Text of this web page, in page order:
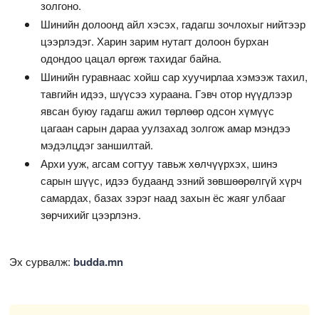
золгоно.
Шинийн долоонд айл хэсэх, гадагш зочлохыг нийтээр
цээрлэдэг. Харин зарим нутагт долоон бурхан
одондоо цацал өргөж тахидаг байна.
Шинийн гуравнаас хойш сар хуучирлаа хэмээж тахил,
тавгийн идээ, шүүсээ хураана. Гэвч отор нүүдлээр
явсан буюу гадагш ажил төрлөөр одсон хүмүүс
цагаан сарын дараа уулзахад золгож амар мэндээ
мэдэлцдэг заншилтай.
Архи ууж, агсам согтуу тавьж хөлчүүрхэх, шинэ
сарын шүүс, идээ будаанд эзний зөвшөөрөлгүй хүрч
самардах, базах зэрэг наад захын ёс жаяг улбааг
зөрчихийг цээрлэнэ.
Эх сурвалж:budda.mn